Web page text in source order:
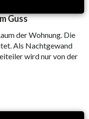
Guss
der Wohnung. Die
Als Nachtgewand
wird nur von der